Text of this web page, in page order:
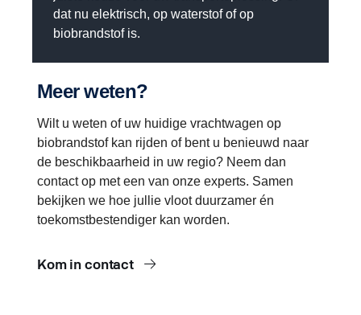
dat nu elektrisch, op waterstof of op
biobrandstof is.
Meer weten?
Wilt u weten of uw huidige vrachtwagen op
biobrandstof kan rijden of bent u benieuwd naar
de beschikbaarheid in uw regio? Neem dan
contact op met een van onze experts. Samen
bekijken we hoe jullie vloot duurzamer én
toekomstbestendiger kan worden.
Kom in contact